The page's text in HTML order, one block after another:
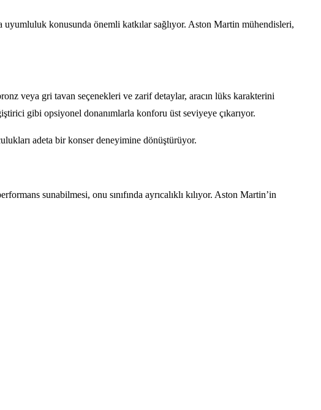
konusunda önemli katkılar sağlıyor. Aston Martin mühendisleri,
veya gri tavan seçenekleri ve zarif detaylar, aracın lüks karakterini
gibi opsiyonel donanımlarla konforu üst seviyeye çıkarıyor.
adeta bir konser deneyimine dönüştürüyor.
sunabilmesi, onu sınıfında ayrıcalıklı kılıyor. Aston Martin’in